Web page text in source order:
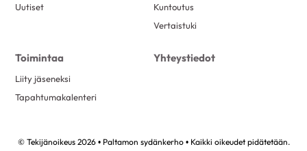
Uutiset
Kuntoutus
Vertaistuki
Toimintaa
Liity jäseneksi
Tapahtumakalenteri
Yhteystiedot
© Tekijänoikeus 2026 • Paltamon sydänkerho • Kaikki oikeudet pidätetään.